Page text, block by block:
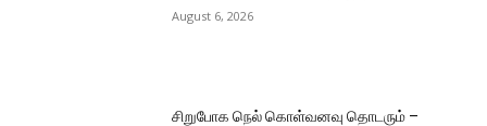
August 6, 2026
சிறுபோக நெல் கொள்வனவு தொடரும் –